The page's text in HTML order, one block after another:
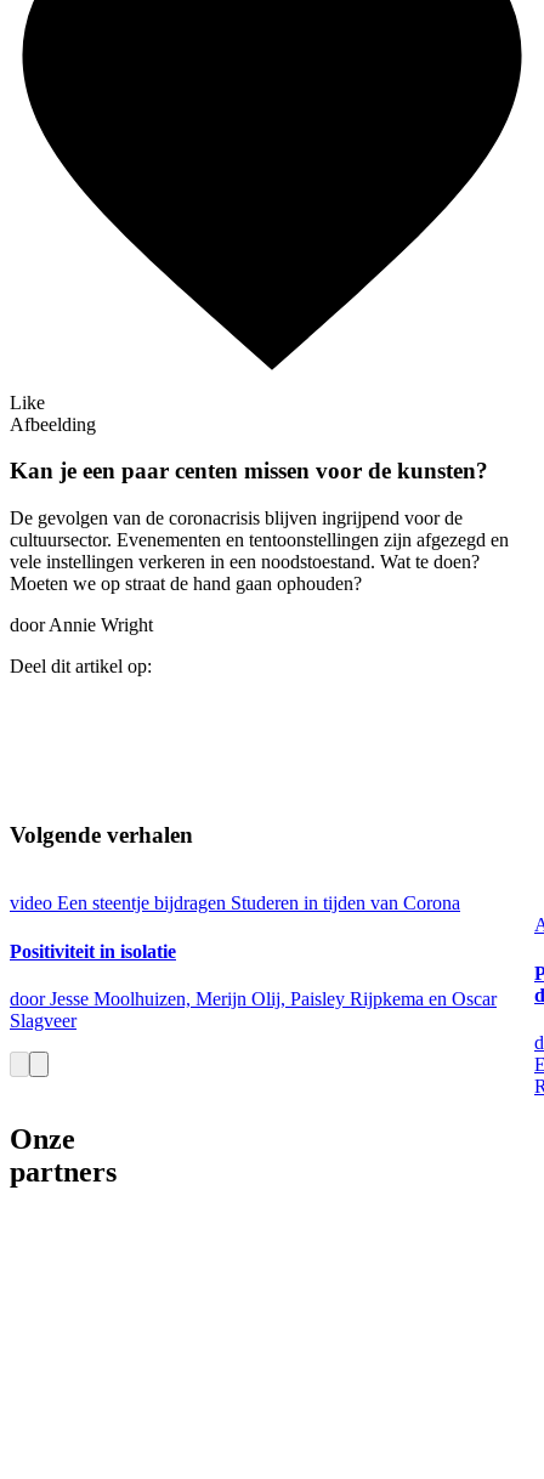
Like
Afbeelding
Kan je een paar centen missen voor de kunsten?
De gevolgen van de coronacrisis blijven ingrijpend voor de
cultuursector. Evenementen en tentoonstellingen zijn afgezegd en
vele instellingen verkeren in een noodstoestand. Wat te doen?
Moeten we op straat de hand gaan ophouden?
door Annie Wright
Deel dit artikel op:
Volgende verhalen
video Een steentje bijdragen Studeren in tijden van Corona
Positiviteit in isolatie
door Jesse Moolhuizen, Merijn Olij, Paisley Rijpkema en Oscar
Slagveer
Onze
partners